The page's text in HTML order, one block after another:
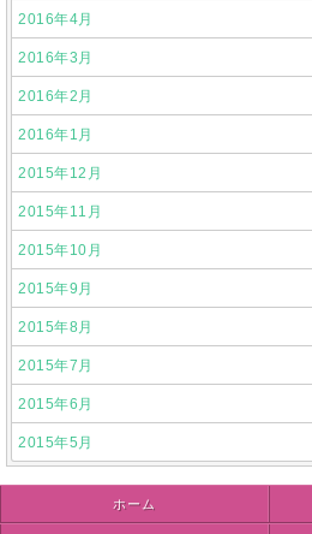
2016年4月
2016年3月
2016年2月
2016年1月
2015年12月
2015年11月
2015年10月
2015年9月
2015年8月
2015年7月
2015年6月
2015年5月
ホーム